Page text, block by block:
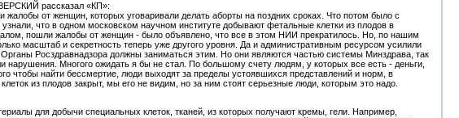
рассказал «КП»:
жалобы от женщин, которых уговаривали делать аборты на поздних сроках. Что потом было с
что в одном московском научном институте добывают фетальные клетки из плодов в
пошли жалобы от женщин - было объявлено, что все в этом НИИ прекратилось. Но, по нашим
масштаб и секретность теперь уже другого уровня. Да и административным ресурсом усилили
Росздравнадзора должны заниматься этим. Но они являются частью системы Минздрава, так
нарушения. Многого ожидать я бы не стал. По большому счету людям, у которых все есть - деньги,
чтобы найти бессмертие, люди выходят за пределы устоявшихся представлений и норм, в
из плодов закрыт, мы его не видим, но за ним стоят серьезные люди, которым это надо.
для добычи специальных клеток, тканей, из которых получают кремы, гели. Например,